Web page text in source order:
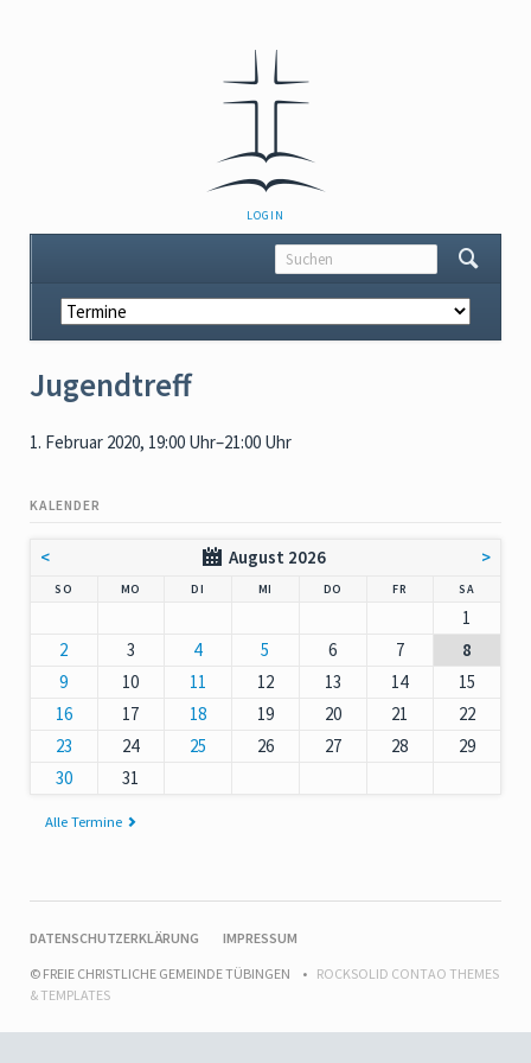
NAVIGATION
ÜBERSPRINGEN
LOGIN
Navigation
überspringen
Jugendtreff
1. Februar 2020, 19:00 Uhr–21:00 Uhr
KALENDER
< August 2026 >
SO MO DI MI DO NNERSTAG
FR SAMSTAG
1
2
3 4 5 6 7
8
9
10 11 12 13 14
15
16
17 18 19 20 21
22
23
24 25 26 27 28
29
30
31
Alle Termine
NAVIGATION
DATENSCHUTZERKLÄRUNG
IMPRESSUM
© FREIE CHRISTLICHE GEMEINDE TÜBINGEN
ROCKSOLID CONTAO THEMES
& TEMPLATES